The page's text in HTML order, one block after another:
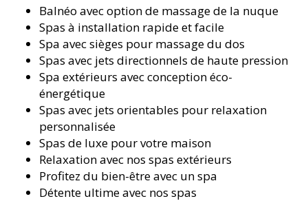
Balnéo avec option de massage de la nuque
Spas à installation rapide et facile
Spa avec sièges pour massage du dos
Spas avec jets directionnels de haute pression
Spa extérieurs avec conception éco-
énergétique
Spas avec jets orientables pour relaxation
personnalisée
Spas de luxe pour votre maison
Relaxation avec nos spas extérieurs
Profitez du bien-être avec un spa
Détente ultime avec nos spas